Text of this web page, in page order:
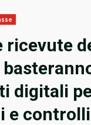
ricevute
digitali
e